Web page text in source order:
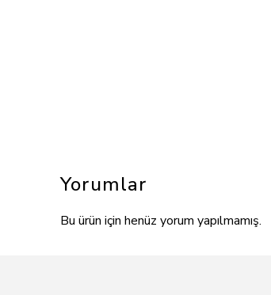
Yorumlar
Bu ürün için henüz yorum yapılmamış.